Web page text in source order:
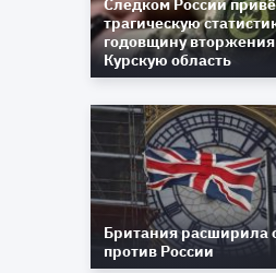
Следком России
трагическую
годовщину
Курскую область
Британия расширила
против России